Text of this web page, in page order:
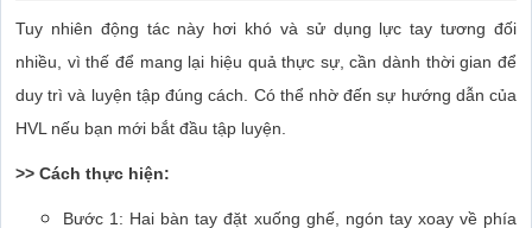
Tuy nhiên động tác này hơi khó và sử dụng lực tay tương đối
nhiều, vì thế để mang lại hiệu quả thực sự, cần dành thời gian để
duy trì và luyện tập đúng cách. Có thể nhờ đến sự hướng dẫn của
HVL nếu bạn mới bắt đầu tập luyện.
>> Cách thực hiện:
Bước 1: Hai bàn tay đặt xuống ghế, ngón tay xoay về phía